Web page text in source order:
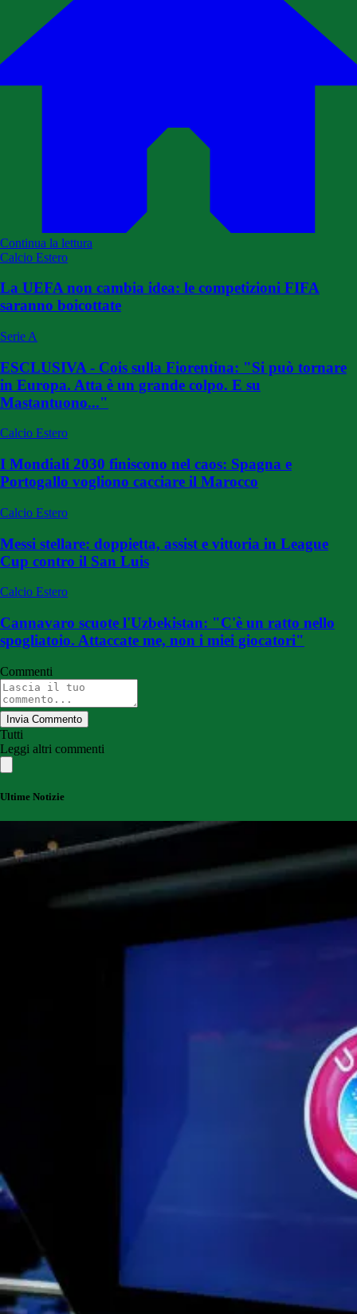
Continua la lettura
Calcio Estero
La UEFA non cambia idea: le competizioni FIFA
saranno boicottate
Serie A
ESCLUSIVA - Cois sulla Fiorentina: "Si può tornare
in Europa. Atta è un grande colpo. E su
Mastantuono..."
Calcio Estero
I Mondiali 2030 finiscono nel caos: Spagna e
Portogallo vogliono cacciare il Marocco
Calcio Estero
Messi stellare: doppietta, assist e vittoria in League
Cup contro il San Luis
Calcio Estero
Cannavaro scuote l'Uzbekistan: "C'è un ratto nello
spogliatoio. Attaccate me, non i miei giocatori"
Commenti
Invia Commento
Tutti
Leggi altri commenti
Ultime Notizie